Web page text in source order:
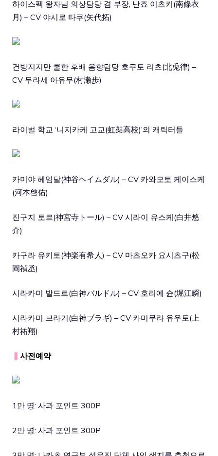
하이스펙 왕자님 의상담당 겸 부장, 난죠 이츠키(南條衣
月) – CV 야시로 타쿠(矢代拓)
건방지지만 쿨한 후배 음향담당 호쿠토 리츠(北兎律) –
CV 무라세 아유무(村瀬歩)
라이벌 학교 ‘니지카케 고교(虹架高校)’의 캐릭터들
카미야 헤임달(神谷ヘイムダル) – CV 카와모토 케이스케
(河本啓佑)
진구지 토르(神宮寺トール) – CV 시라이 유스케(白井悠
介)
카구라 유키토(神楽有希人) – CV 마츠오카 요시츠구(松
岡禎丞)
시라카미 발드르(白神バルドル) – CV 호리에 슌(堀江瞬)
시라카미 브라기(白神ブラギ) – CV 카미무라 유우토(上
村祐翔)
사전예약
1만 명: 사과 포인트 300P
2만 명: 사과 포인트 300P